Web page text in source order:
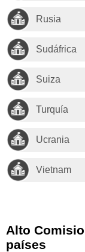
Rusia
Sudáfrica
Suiza
Turquía
Ucrania
Vietnam
Alto
países